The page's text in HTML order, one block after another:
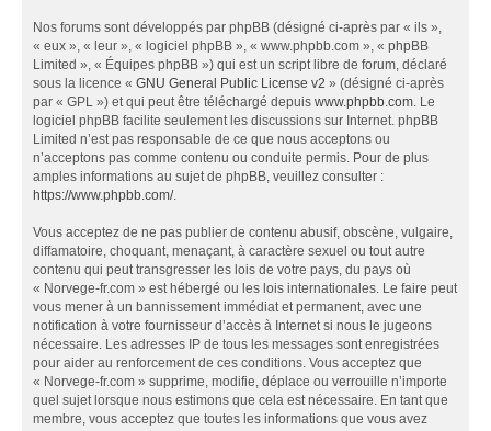
Nos forums sont développés par phpBB (désigné ci-après par « ils »,
« eux », « leur », « logiciel phpBB », « www.phpbb.com », « phpBB
Limited », « Équipes phpBB ») qui est un script libre de forum, déclaré
sous la licence « GNU General Public License v2 » (désigné ci-après
par « GPL ») et qui peut être téléchargé depuis www.phpbb.com. Le
logiciel phpBB facilite seulement les discussions sur Internet. phpBB
Limited n’est pas responsable de ce que nous acceptons ou
n’acceptons pas comme contenu ou conduite permis. Pour de plus
amples informations au sujet de phpBB, veuillez consulter :
https://www.phpbb.com/.
Vous acceptez de ne pas publier de contenu abusif, obscène, vulgaire,
diffamatoire, choquant, menaçant, à caractère sexuel ou tout autre
contenu qui peut transgresser les lois de votre pays, du pays où
« Norvege-fr.com » est hébergé ou les lois internationales. Le faire peut
vous mener à un bannissement immédiat et permanent, avec une
notification à votre fournisseur d’accès à Internet si nous le jugeons
nécessaire. Les adresses IP de tous les messages sont enregistrées
pour aider au renforcement de ces conditions. Vous acceptez que
« Norvege-fr.com » supprime, modifie, déplace ou verrouille n’importe
quel sujet lorsque nous estimons que cela est nécessaire. En tant que
membre, vous acceptez que toutes les informations que vous avez